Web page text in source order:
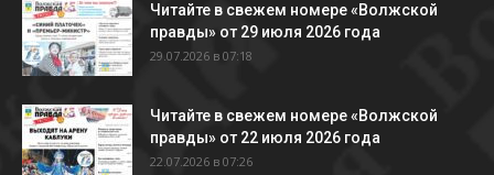
Читайте в свежем номере «Волжской
правды» от 29 июля 2026 года
29.07.2026 в 07:18
Читайте в свежем номере «Волжской
правды» от 22 июля 2026 года
22.07.2026 в 07:26